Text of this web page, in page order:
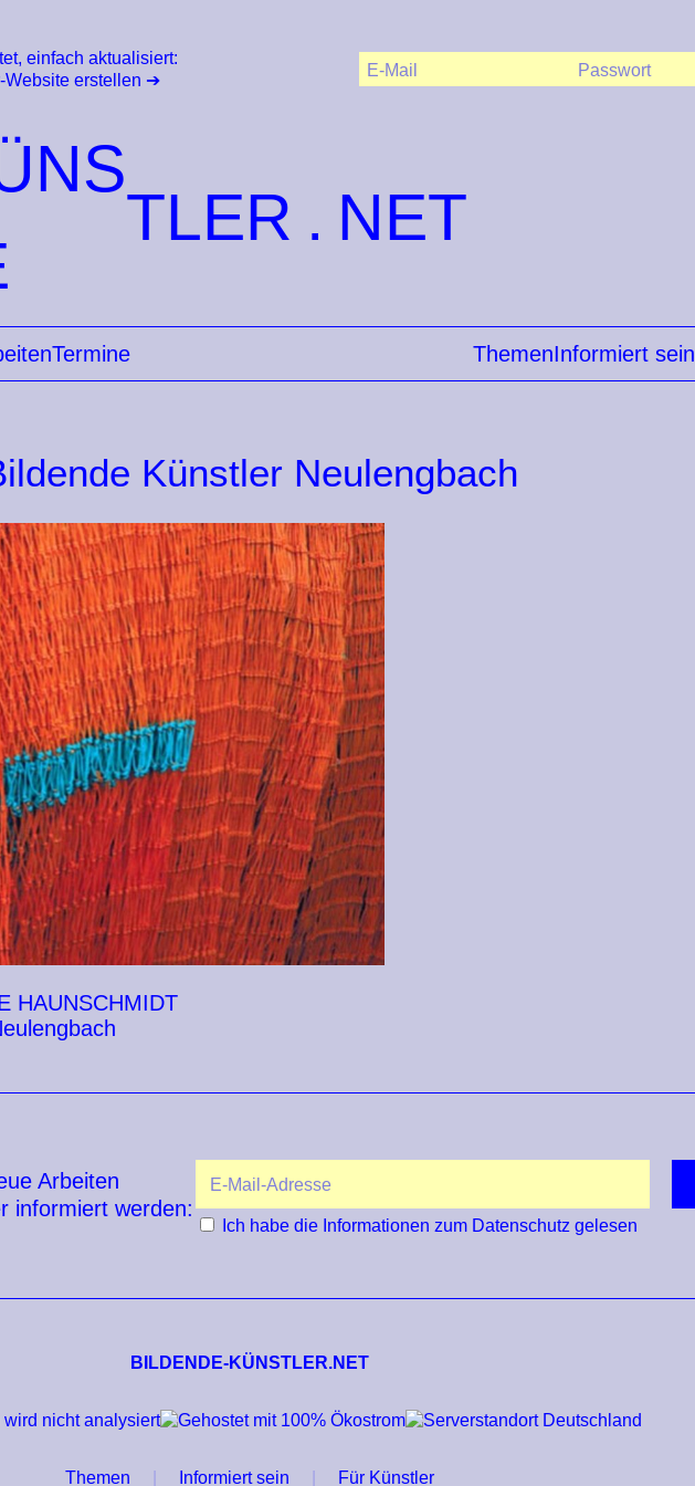
einfach aktualisiert:
erstellen
TLER
Termine ThemenInformiert sein
Künstler Neulengbach
HAUNSCHMIDT
Arbeiten
informiert werden:
Ich habe die Informationen zum Datenschutz gelesen
BILDENDE-KÜNSTLER.NET
Themen Informiert sein Für Künstler